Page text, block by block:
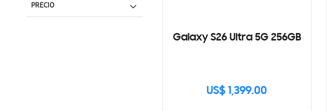
Galaxy S26 Ultra 5G 256GB
US$ 1,399.00
PRECIO